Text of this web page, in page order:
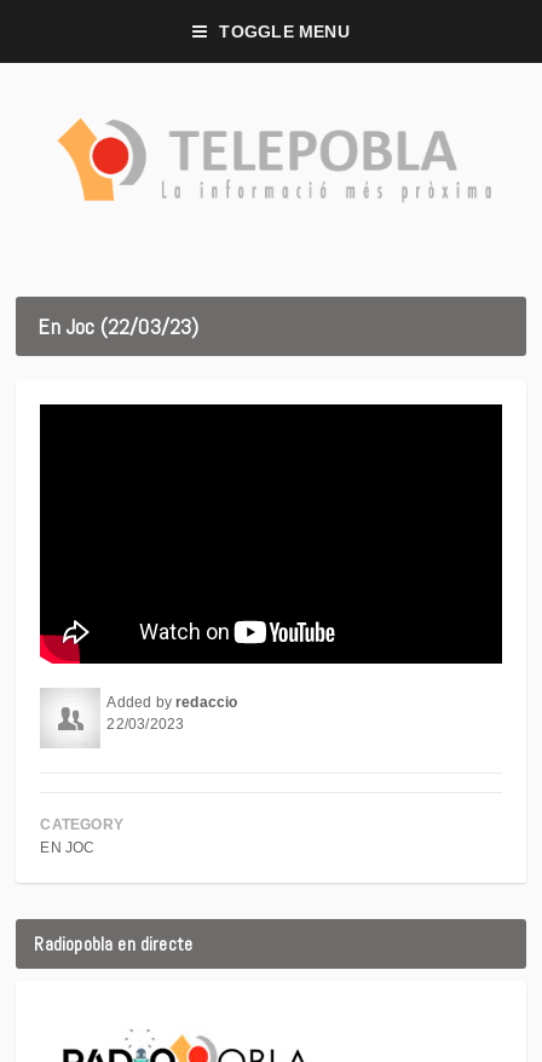
TOGGLE MENU
En Joc (22/03/23)
Added byredaccio
22/03/2023
CATEGORY
EN JOC
Radiopobla en directe